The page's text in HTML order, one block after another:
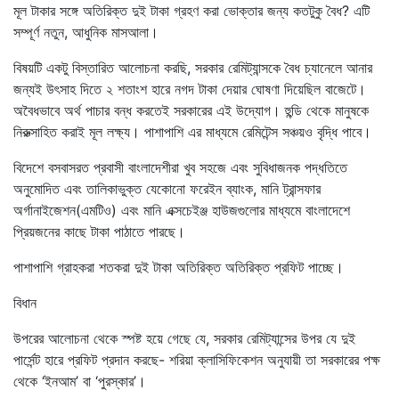
মূল টাকার সঙ্গে অতিরিক্ত দুই টাকা গ্রহণ করা ভোক্তার জন্য কতটুকু বৈধ? এটি
সম্পূর্ণ নতুন, আধুনিক মাসআলা।
বিষয়টি একটু বিস্তারিত আলোচনা করছি, সরকার রেমিট্যান্সকে বৈধ চ্যানেলে আনার
জন্যই উৎসাহ দিতে ২ শতাংশ হারে নগদ টাকা দেয়ার ঘোষণা দিয়েছিল বাজেটে।
অবৈধভাবে অর্থ পাচার বন্ধ করতেই সরকারের এই উদ্যোগ। হুন্ডি থেকে মানুষকে
নিরুত্সাহিত করাই মূল লক্ষ্য। পাশাপাশি এর মাধ্যমে রেমিটেন্স সঞ্চয়ও বৃদ্ধি পাবে।
বিদেশে বসবাসরত প্রবাসী বাংলাদেশীরা খুব সহজে এবং সুবিধাজনক পদ্ধতিতে
অনুমোদিত এবং তালিকাভুক্ত যেকোনো ফরেইন ব্যাংক, মানি ট্রান্সফার
অর্গানাইজেশন(এমটিও) এবং মানি এক্সচেইঞ্জ হাউজগুলোর মাধ্যমে বাংলাদেশে
প্রিয়জনের কাছে টাকা পাঠাতে পারছে।
পাশাপাশি গ্রাহকরা শতকরা দুই টাকা অতিরিক্ত অতিরিক্ত প্রফিট পাচ্ছে।
বিধান
উপরের আলোচনা থেকে স্পষ্ট হয়ে গেছে যে, সরকার রেমিট্যান্সের উপর যে দুই
পার্সেন্ট হারে প্রফিট প্রদান করছে- শরিয়া ক্লাসিফিকেশন অনুযায়ী তা সরকারের পক্ষ
থেকে ‘ইনআম’ বা ‘পুরস্কার’।